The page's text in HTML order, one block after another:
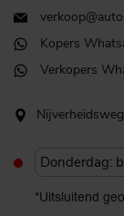
Kopers
Verkopers
Donderdag:
*Uitsluitend